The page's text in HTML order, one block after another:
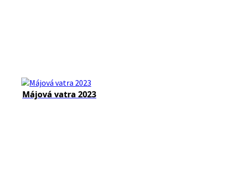
Májová vatra 2023